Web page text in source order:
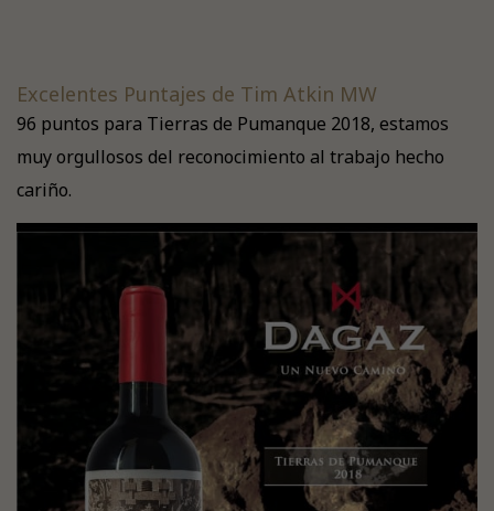
Excelentes Puntajes de Tim Atkin MW
96 puntos para Tierras de Pumanque 2018, estamos
muy orgullosos del reconocimiento al trabajo hecho
cariño.